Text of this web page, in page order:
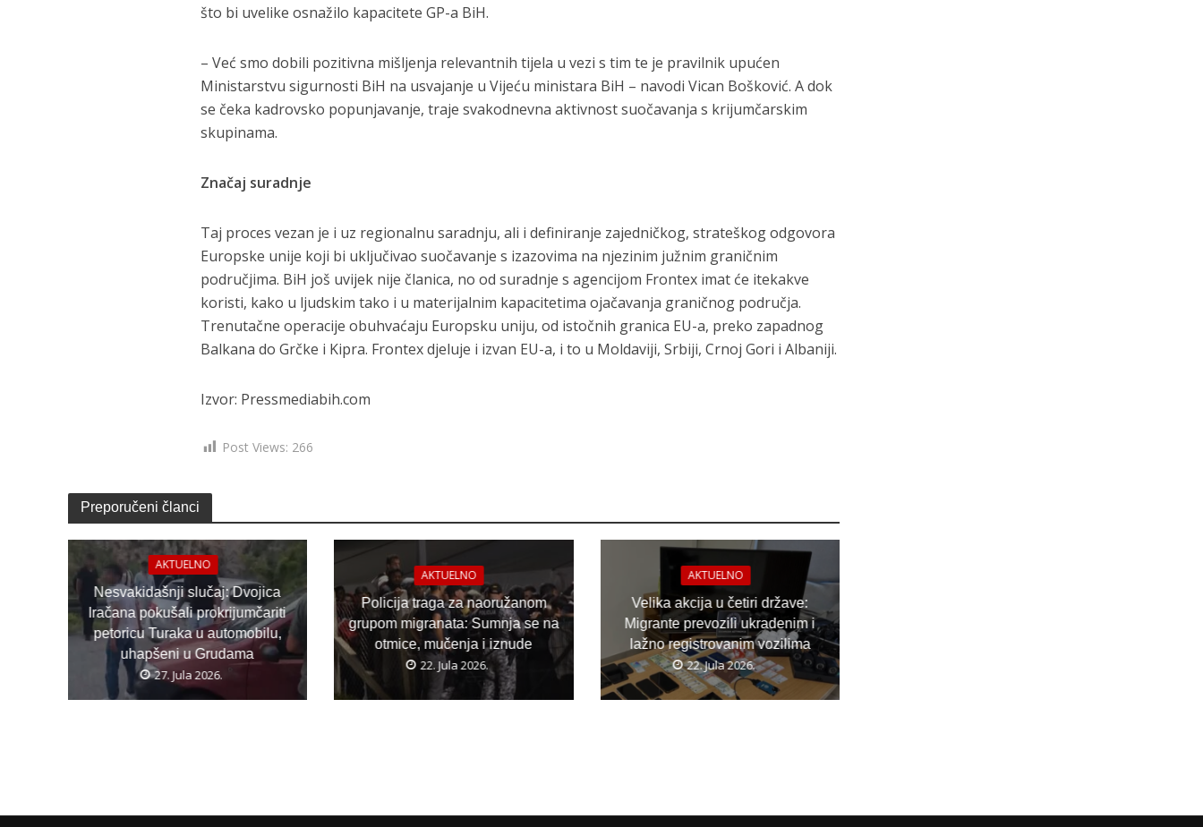
što bi uvelike osnažilo kapacitete GP-a BiH.
– Već smo dobili pozitivna mišljenja relevantnih tijela u vezi s tim te je pravilnik upućen
Ministarstvu sigurnosti BiH na usvajanje u Vijeću ministara BiH – navodi Vican Bošković. A dok
se čeka kadrovsko popunjavanje, traje svakodnevna aktivnost suočavanja s krijumčarskim
skupinama.
Značaj suradnje
Taj proces vezan je i uz regionalnu saradnju, ali i definiranje zajedničkog, strateškog odgovora
Europske unije koji bi uključivao suočavanje s izazovima na njezinim južnim graničnim
područjima. BiH još uvijek nije članica, no od suradnje s agencijom Frontex imat će itekakve
koristi, kako u ljudskim tako i u materijalnim kapacitetima ojačavanja graničnog područja.
Trenutačne operacije obuhvaćaju Europsku uniju, od istočnih granica EU-a, preko zapadnog
Balkana do Grčke i Kipra. Frontex djeluje i izvan EU-a, i to u Moldaviji, Srbiji, Crnoj Gori i Albaniji.
Izvor: Pressmediabih.com
Post Views: 266
Preporučeni članci
AKTUELNO
Nesvakidašnji slučaj: Dvojica
Iračana pokušali prokrijumčariti
petoricu Turaka u automobilu,
uhapšeni u Grudama
27. Jula 2026.
AKTUELNO
Policija traga za naoružanom
grupom migranata: Sumnja se na
otmice, mučenja i iznude
22. Jula 2026.
AKTUELNO
Velika akcija u četiri države:
Migrante prevozili ukradenim i
lažno registrovanim vozilima
22. Jula 2026.